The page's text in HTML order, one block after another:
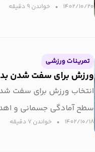
جامعه…
۱۴۰۲/۱۰/۲۰ خواندن ۹ دقیقه‌
تمرینات ورزشی
ورزش برای سفت شدن
انتخاب ورزش برای سفت
سطح آمادگی جسمانی و
۱۴۰۲/۱۰/۱۸ خواندن ۷ دقیقه‌